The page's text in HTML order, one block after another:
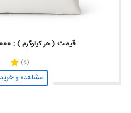
قیمت ( هر کیلوگرم ) : 53,000 تومان
(5)
مشاهده و خرید